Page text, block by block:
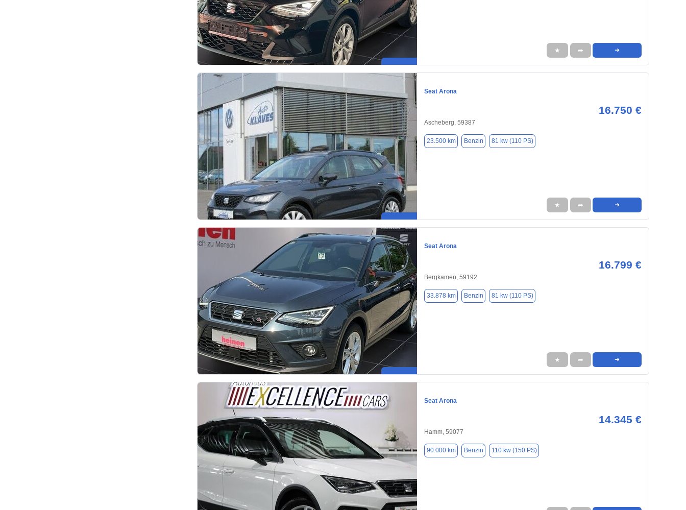
★ ➦ ➜
Seat Arona
16.750 €
Ascheberg, 59387
23.500 km Benzin 81 kw (110 PS)
★ ➦ ➜
Seat Arona
16.799 €
Bergkamen, 59192
33.878 km Benzin 81 kw (110 PS)
★ ➦ ➜
Seat Arona
14.345 €
Hamm, 59077
90.000 km Benzin 110 kw (150 PS)